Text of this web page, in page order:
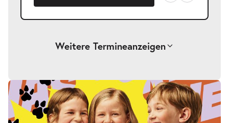
Weitere Termineanzeigen
Drei Wasserschweine brennen durch-
Fr.
Fr. 19.03.2027
17:00–18:15 Uhr
Tickets